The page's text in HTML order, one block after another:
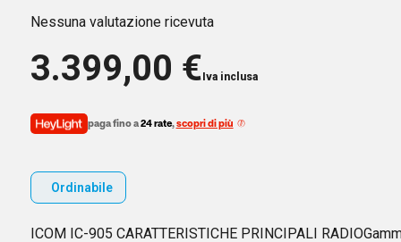
Nessuna valutazione ricevuta
3.399,00 € Iva inclusa
paga fino a24 rate,scopri di più
Ordinabile
ICOM IC-905 CARATTERISTICHE PRINCIPALI